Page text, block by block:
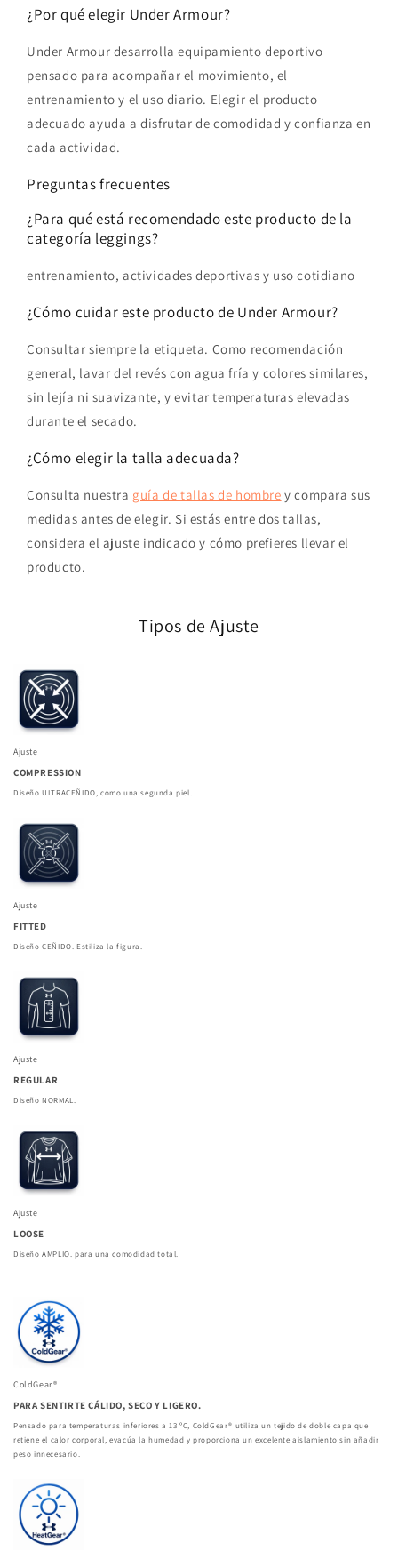
¿Por qué elegir Under Armour?
Under Armour desarrolla equipamiento deportivo
pensado para acompañar el movimiento, el
entrenamiento y el uso diario. Elegir el producto
adecuado ayuda a disfrutar de comodidad y confianza en
cada actividad.
Preguntas frecuentes
¿Para qué está recomendado este producto de la
categoría leggings?
entrenamiento, actividades deportivas y uso cotidiano
¿Cómo cuidar este producto de Under Armour?
Consultar siempre la etiqueta. Como recomendación
general, lavar del revés con agua fría y colores similares,
sin lejía ni suavizante, y evitar temperaturas elevadas
durante el secado.
¿Cómo elegir la talla adecuada?
Consulta nuestra guía de tallas de hombre y compara sus
medidas antes de elegir. Si estás entre dos tallas,
considera el ajuste indicado y cómo prefieres llevar el
producto.
Tipos de Ajuste
Ajuste
COMPRESSION
Diseño ULTRACEÑIDO, como una segunda piel.
Ajuste
FITTED
Diseño CEÑIDO. Estiliza la figura.
Ajuste
REGULAR
Diseño NORMAL.
Ajuste
LOOSE
Diseño AMPLIO. para una comodidad total.
ColdGear®
PARA SENTIRTE CÁLIDO, SECO Y LIGERO.
Pensado para temperaturas inferiores a 13 ºC, ColdGear® utiliza un tejido de doble capa que
retiene el calor corporal, evacúa la humedad y proporciona un excelente aislamiento sin añadir
peso innecesario.